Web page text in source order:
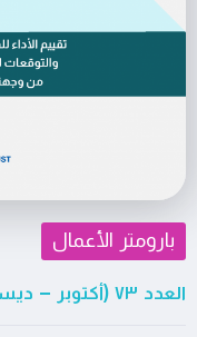
بارومتر الأعمال
العدد ٧٣ (أكتوبر – ديسمبر ٢٠٢٤)